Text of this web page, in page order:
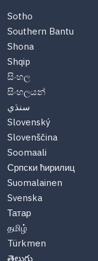
Sotho
Southern Bantu
Shona
Shqip
සිංහල
සිංහලයන්
سنڌي
Slovenský
Slovenščina
Soomaali
Српски ћирилиц
Suomalainen
Svenska
Татар
தமிழ்
Türkmen